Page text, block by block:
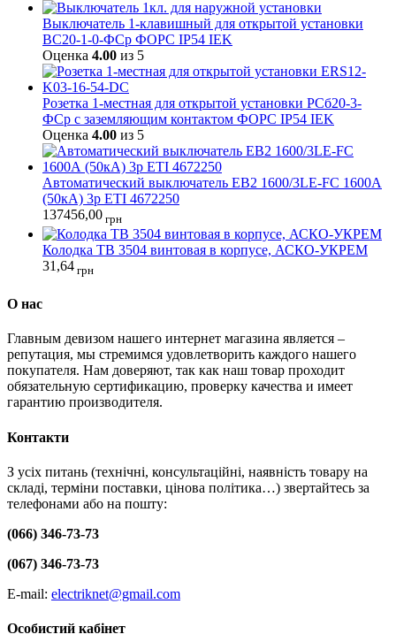
Выключатель 1-клавишный для открытой установки
ВС20-1-0-ФСр ФОРС IP54 IEK
Оценка 4.00 из 5
Розетка 1-местная для открытой установки РСб20-3-
ФСр с заземляющим контактом ФОРС IP54 IEK
Оценка 4.00 из 5
Автоматический выключатель EB2 1600/3LЕ-FC 1600А
(50кА) 3p ETI 4672250
137456,00 грн
Колодка TB 3504 винтовая в корпусе, АСКО-УКРЕМ
31,64 грн
О нас
Главным девизом нашего интернет магазина является –
репутация, мы стремимся удовлетворить каждого нашего
покупателя. Нам доверяют, так как наш товар проходит
обязательную сертификацию, проверку качества и имеет
гарантию производителя.
Контакти
З усіх питань (технічні, консультаційні, наявність товару на
складі, терміни поставки, цінова політика…) звертайтесь за
телефонами або на пошту:
(066) 346-73-73
(067) 346-73-73
E-mail: electriknet@gmail.com
Особистий кабінет